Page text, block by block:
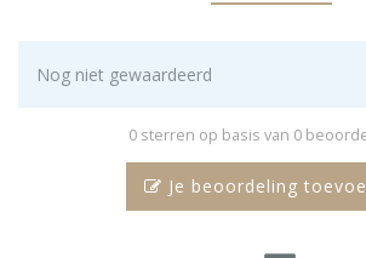
Nog niet gewaardeerd
0 sterren op basis van 0
Je beoordeling